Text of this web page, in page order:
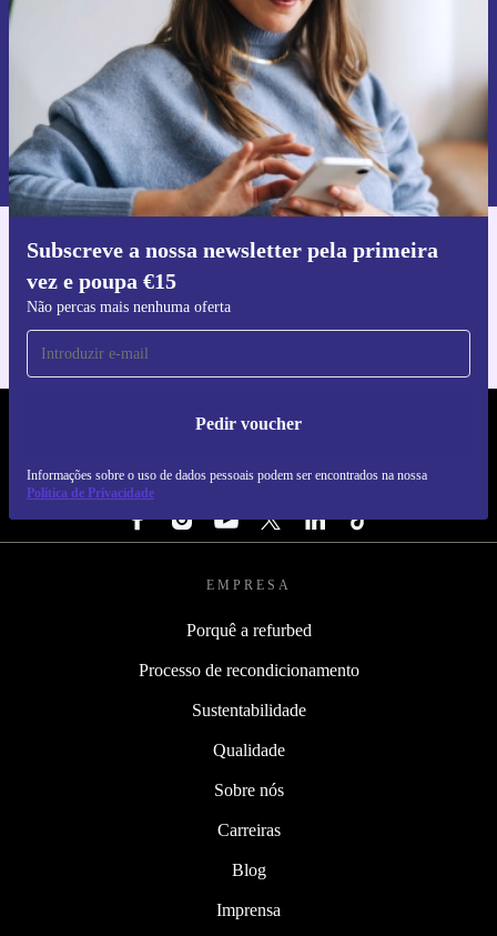
Subscreve a nossa newsletter pela primeira
vez e poupa €15
Não percas mais nenhuma oferta
Pedir voucher
Informações sobre o uso de dados pessoais podem ser encontrados na nossa
Política de Privacidade
Pedir voucher
Informações sobre o uso de dados pessoais podem ser encontrados na
nossa
Política de Privacidade.
Faz o download da app refurbed
Para iOS e Android
REFURBED PORTUGAL - RETHINK NEW.
SEGUE-NOS
EMPRESA
Porquê a refurbed
Processo de recondicionamento
Sustentabilidade
Qualidade
Sobre nós
Carreiras
Blog
Imprensa